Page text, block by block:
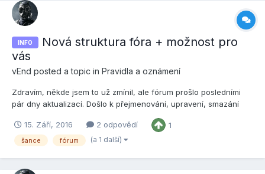
INFO
Nová struktura fóra + možnost pro
vás
vEnd posted a topic in Pravidla a oznámení
Zdravím, někde jsem to už zmínil, ale fórum prošlo posledními
pár dny aktualizací. Došlo k přejmenování, upravení, smazání
prefixy pro témata; každá sekce teď navíc vyžaduje použití
prefixu (kde není prefix nabízen, bude nastaven automaticky...
15. Září, 2016 2 odpovědí 1
šance fórum (a 1 další)